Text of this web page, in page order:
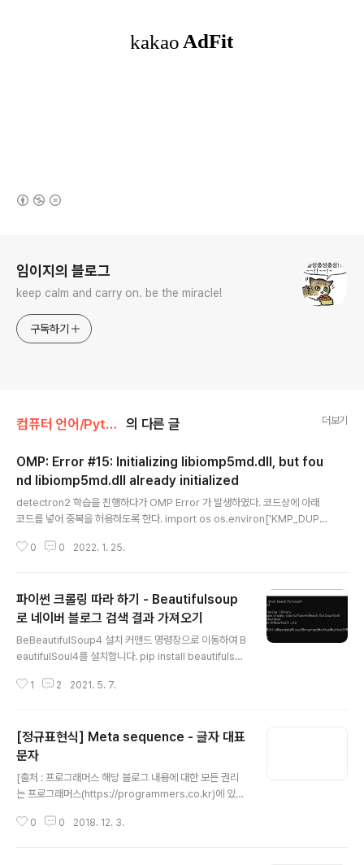
임이지의 블로그
keep calm and carry on. be the miracle!
구독하기
컴퓨터 언어/Python 의 다른 글 더보기
OMP: Error #15: Initializing libiomp5md.dll, but fou
nd libiomp5md.dll already initialized
detectron2 학습을 진행하다가 OMP Error 가 발생하였다. 코드상에 아래
코드를 넣어 중복을 허용하도록 한다. import os os.environ['KMP_DUPLI
0 0 2022. 1. 25.
파이썬 크롤링 따라 하기 - Beautifulsoup
로 네이버 블로그 검색 결과 가져오기
BeBeautifulSoup4 설치 커맨드 명령장으로 이동하여 B
eautifulSoul4를 설치합니다. pip install beautifulsou
니다. pip show beautifulsoup4 아래와 같은 결과 나
st from bs4 import BeautifulSoup # 최상단에 선언
합니다. 크롤링을 위한 기본 준비 URL의 주소에 접속하여
BeatifulSoup4 데이터 설정하는 단계 import urllib.re
quest from bs4 import BeautifulSoup #url 은 네이
1 2 2021. 5. 7.
[정규표현식] Meta sequence - 글자 대표
문자
[출처 : 프로그래머스 해당 블로그 내용에 대한 모든 권리
는 프로그래머스(https://programmers.co.kr)에 있
다와 같은 문자 또는 숫자를 대표합니다. 특수문자는 포함
0 0 2018. 12. 3.